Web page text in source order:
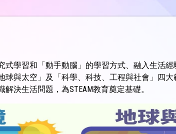
學習和「動手動腦」的學習方式、融入生活
球與太空」及「科學、科技、工程與社會」四
決生活問題，為STEAM教育奠定基礎。